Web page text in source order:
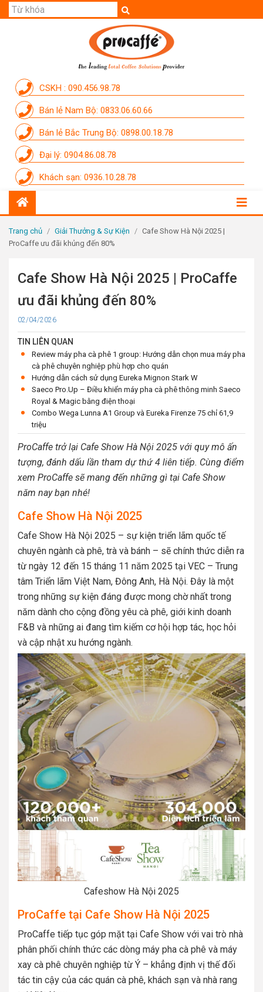
CSKH : 090.456.98.78
Bán lẻ Nam Bộ: 0833.06.60.66
Bán lẻ Bắc Trung Bộ: 0898.00.18.78
Đại lý: 0904.86.08.78
Khách sạn: 0936.10.28.78
DỊCH VỤ
CẨM NANG
THÀNH VIÊN PROCAFFE
KHUYẾN MÃI
SỰ KIỆN THƯƠNG HIỆU
LIÊN HỆ
Trang chủ / Giải Thưởng & Sự Kiện / Cafe Show Hà Nội 2025 |
ProCaffe ưu đãi khủng đến 80%
Cafe Show Hà Nội 2025 | ProCaffe
ưu đãi khủng đến 80%
Cập
02/04/2026
TIN LIÊN QUAN
Review máy pha cà phê 1 group: Hướng dẫn chọn mua máy pha
cà phê chuyên nghiệp phù hợp cho quán
Hướng dẫn cách sử dụng Eureka Mignon Stark W
Saeco Pro.Up – Điều khiển máy pha cà phê thông minh Saeco
Royal & Magic bằng điện thoại
Combo Wega Lunna A1 Group và Eureka Firenze 75 chỉ 61,9
triệu
ProCaffe trở lại Cafe Show Hà Nội 2025 với quy mô ấn
tượng, đánh dấu lần tham dự thứ 4 liên tiếp. Cùng điểm
xem ProCaffe sẽ mang đến những gì tại Cafe Show
năm nay bạn nhé!
Cafe Show Hà Nội 2025
Cafe Show Hà Nội 2025 – sự kiện triển lãm quốc tế
chuyên ngành cà phê, trà và bánh – sẽ chính thức diễn ra
từ ngày 12 đến 15 tháng 11 năm 2025 tại VEC – Trung
tâm Triển lãm Việt Nam, Đông Anh, Hà Nội. Đây là một
trong những sự kiện đáng được mong chờ nhất trong
năm dành cho cộng đồng yêu cà phê, giới kinh doanh
F&B và những ai đang tìm kiếm cơ hội hợp tác, học hỏi
và cập nhật xu hướng ngành.
Cafeshow Hà Nội 2025
ProCaffe tại Cafe Show Hà Nội 2025
ProCaffe tiếp tục góp mặt tại Cafe Show với vai trò nhà
phân phối chính thức các dòng máy pha cà phê và máy
xay cà phê chuyên nghiệp từ Ý – khẳng định vị thế đối
tác tin cậy của các quán cà phê, khách sạn và nhà rang